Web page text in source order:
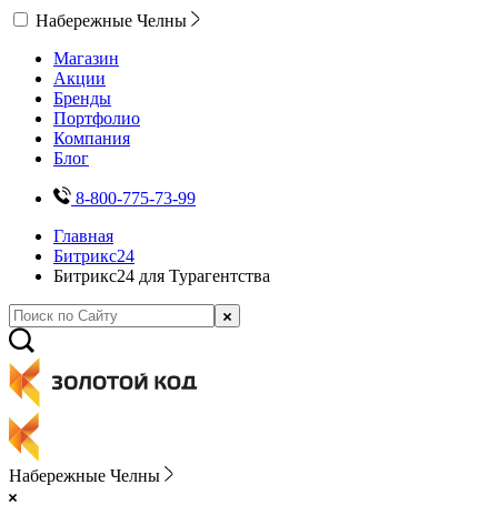
Набережные Челны
Магазин
Акции
Бренды
Портфолио
Компания
Блог
8-800-775-73-99
Главная
Битрикс24
Битрикс24 для Турагентства
Набережные Челны